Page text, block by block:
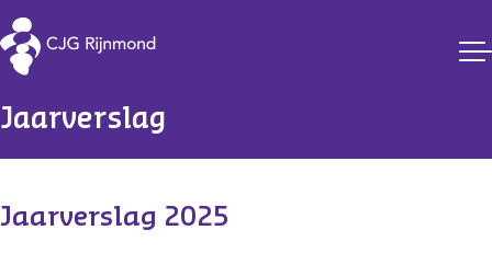
CJG Rijnmond
Jaarverslag
Jaarverslag 2025